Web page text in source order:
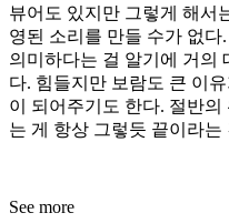
뷰어도 있지만 그렇게 해서
영된 소리를 만들 수가 없
의미하다는 걸 알기에 거의
다. 힘들지만 보람도 큰 이
이 되어주기도 한다. 절반
는 게 항상 그렇듯 끝이라
See more